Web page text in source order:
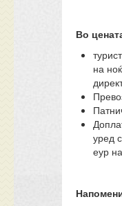
Во
на
уред
еур